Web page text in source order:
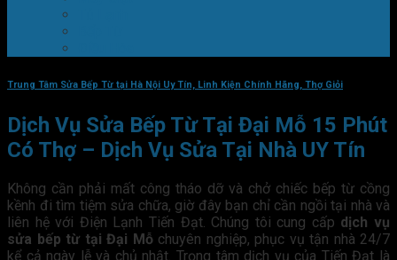
Trung Tâm Sửa Bếp Từ tại Hà Nội Uy Tín, Linh Kiện Chính Hãng, Thợ Giỏi
Dịch Vụ Sửa Bếp Từ Tại Đại Mỗ 15 Phút
Có Thợ – Dịch Vụ Sửa Tại Nhà UY Tín
Không cần phải mất công tháo dỡ và chở chiếc bếp từ cồng
kềnh đi tìm tiệm sửa chữa, giờ đây bạn chỉ cần ngồi tại nhà và
liên hệ với Điện Lạnh Tiến Đạt. Chúng tôi cung cấp dịch vụ
sửa bếp từ tại Đại Mỗchuyên nghiệp, phục vụ tận nhà 24/7
kể cả ngày lễ và chủ nhật. Trọng tâm dịch vụ của Tiến Đạt là